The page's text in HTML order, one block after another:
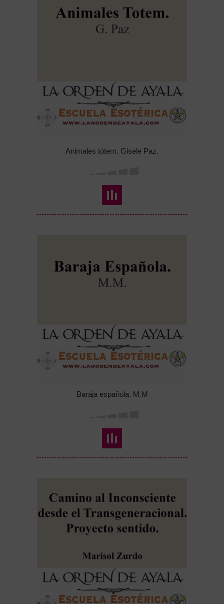
Animales tótem. Gisele Paz.
Baraja española. M.M